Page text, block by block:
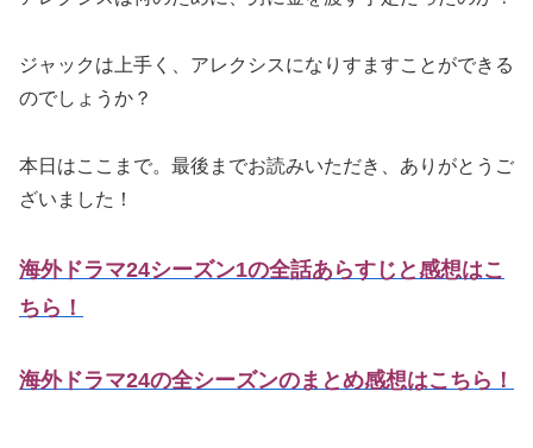
ジャックは上手く、アレクシスになりすますことができる
のでしょうか？
本日はここまで。最後までお読みいただき、ありがとうご
ざいました！
海外ドラマ24シーズン1の全話あらすじと感想はこ
ちら！
海外ドラマ24の全シーズンのまとめ感想はこちら！